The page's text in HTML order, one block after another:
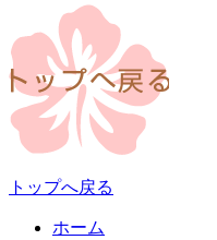
トップへ戻る
ホーム